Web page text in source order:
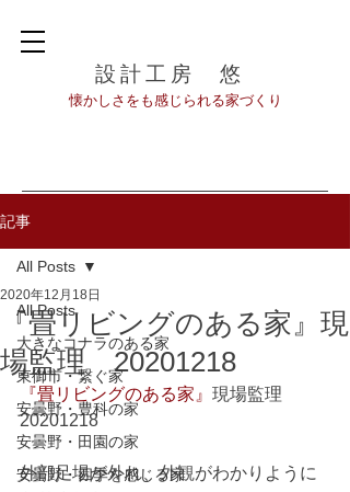
設計工房 悠
​懐かしさをも感じられる家づくり
記事
All Posts
大きなコナラのある家
東御市・繋ぐ家
安曇野・豊科の家
安曇野・田園の家
安曇野・四季を感じる家
All Posts
『畳リビングのある家』現
場監理 20201218
2020年12月18日
『畳リビングのある家』 現場監理
20201218
外部足場が外れ、外観がわかりように